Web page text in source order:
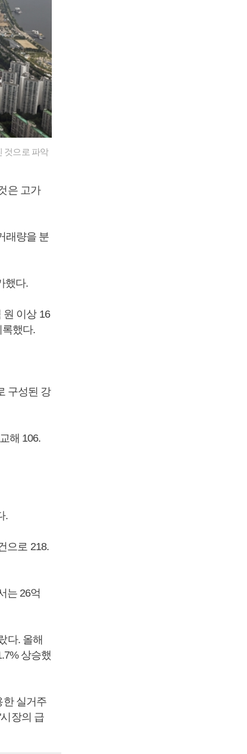
것으로 파악
은 고가
래량을 분
했다.
원 이상 16
록했다.
구성된 강
해 106.
.
으로 218.
는 26억
다. 올해
상승했
한 실거주
장의 급